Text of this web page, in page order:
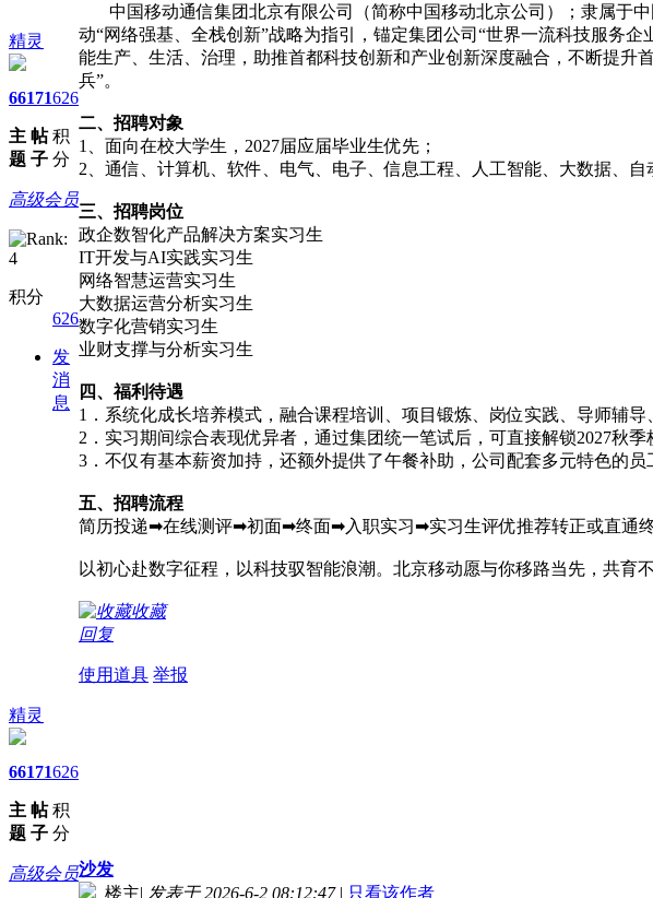
精灵
66
主
题
171
帖
子
626
积
分
高级会员
积分
626
发
消
息
中国移动通信集团北京有限公司（简称中国移动北京公司）；隶属于中
动“网络强基、全栈创新”战略为指引，锚定集团公司“世界一流科技服务
能生产、生活、治理，助推首都科技创新和产业创新深度融合，不断提
兵”。
二、招聘对象
1、面向在校大学生，2027届应届毕业生优先；
2、通信、计算机、软件、电气、电子、信息工程、人工智能、大数据、自
三、招聘岗位
政企数智化产品解决方案实习生
IT开发与AI实践实习生
网络智慧运营实习生
大数据运营分析实习生
数字化营销实习生
业财支撑与分析实习生
四、福利待遇
1．系统化成长培养模式，融合课程培训、项目锻炼、岗位实践、导师辅
2．实习期间综合表现优异者，通过集团统一笔试后，可直接解锁2027秋
3．不仅有基本薪资加持，还额外提供了午餐补助，公司配套多元特色的
五、招聘流程
简历投递➡在线测评➡初面➡终面➡入职实习➡实习生评优推荐转正或直通
以初心赴数字征程，以科技驭智能浪潮。北京移动愿与你移路当先，共育
收藏
回复
使用道具 举报
精灵
66
主
题
171
帖
子
626
积
分
高级会员沙发
楼主| 发表于 2026-6-2 08:12:47 | 只看该作者